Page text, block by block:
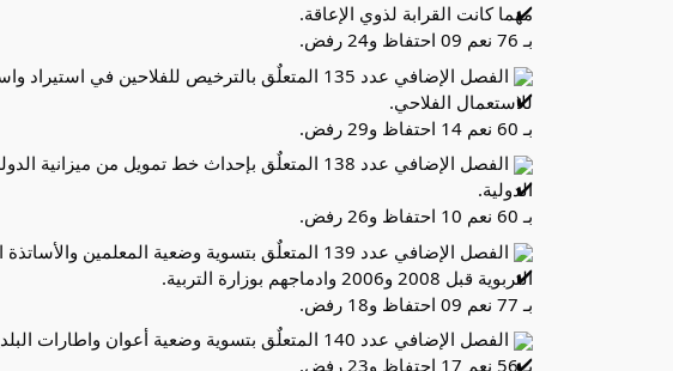
مهما كانت القرابة لذوي الإعاقة.
بـ 76 نعم 09 احتفاظ و24 رفض.
الفصل الإضافي عدد 135 المتعلٌق بالترخيص للفلاحين
للاستعمال الفلاحي.
بـ 60 نعم 14 احتفاظ و29 رفض.
الدولية.
بـ 60 نعم 10 احتفاظ و26 رفض.
الفصل الإضافي عدد 139 المتعلٌق بتسوية وضعية
التربوية قبل 2008 و2006 وادماجهم بوزارة التربية.
بـ 77 نعم 09 احتفاظ و18 رفض.
الفصل الإضافي عدد 140 المتعلٌق بتسوية وضعية أعوان واطارات البلديات المحدثة .
بـ 56 نعم 17 احتفاظ و23 رفض.